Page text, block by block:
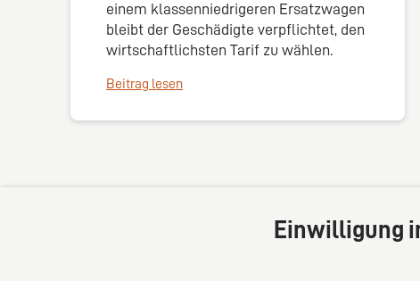
einem klassenniedrigeren Ersatzwagen
bleibt der Geschädigte verpflichtet, den
wirtschaftlichsten Tarif zu wählen.
Beitrag lesen
Einwilligung